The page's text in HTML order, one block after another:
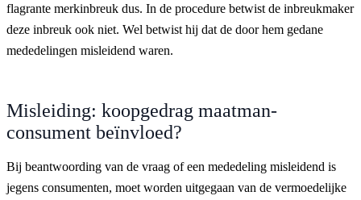
flagrante merkinbreuk dus. In de procedure betwist de inbreukmaker
deze inbreuk ook niet. Wel betwist hij dat de door hem gedane
mededelingen misleidend waren.
Misleiding: koopgedrag maatman-
consument beïnvloed?
Bij beantwoording van de vraag of een mededeling misleidend is
jegens consumenten, moet worden uitgegaan van de vermoedelijke